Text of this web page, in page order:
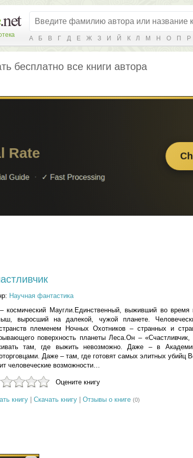
А Б В Г Д Е Ж З И Й К Л М Н О П Р
бесплатно все книги автора
Научная фантастика
космический Маугли.Единственный, выживший во время
выросший на далекой, чужой планете.
племенем Ночных Охотников – странных и
поверхность планеты Леса.Он –
там, где выжить невозможно. Даже – в
Даже – там, где готовят самых элитных убийц
человеческие возможности…
Оцените книгу
книгу| Скачать книгу| Отзывы о книге (0)